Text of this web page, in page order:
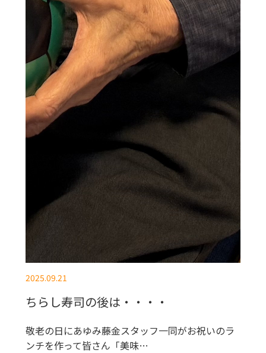
2025.09.21
ちらし寿司の後は・・・・
敬老の日にあゆみ藤金スタッフ一同がお祝いのラ
ンチを作って皆さん「美味…